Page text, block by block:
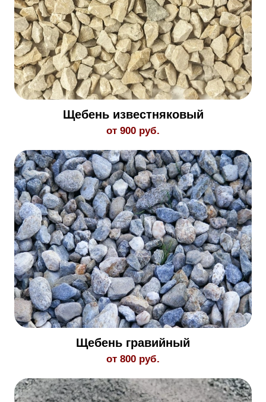
Щебень известняковый
от 900 руб.
Щебень гравийный
от 800 руб.